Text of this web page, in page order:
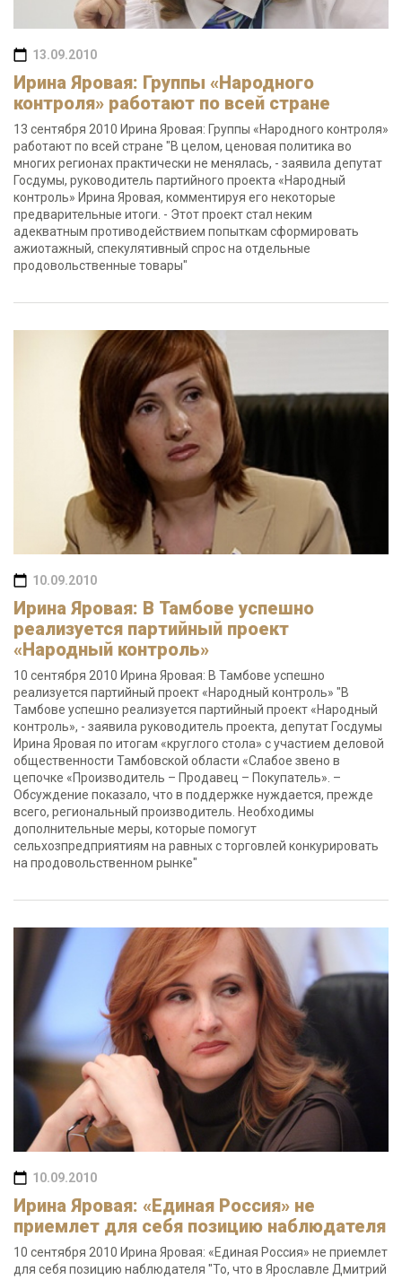
13.09.2010
Ирина Яровая: Группы «Народного
контроля» работают по всей стране
13 сентября 2010 Ирина Яровая: Группы «Народного контроля»
работают по всей стране "В целом, ценовая политика во
многих регионах практически не менялась, - заявила депутат
Госдумы, руководитель партийного проекта «Народный
контроль» Ирина Яровая, комментируя его некоторые
предварительные итоги. - Этот проект стал неким
адекватным противодействием попыткам сформировать
ажиотажный, спекулятивный спрос на отдельные
продовольственные товары"
10.09.2010
Ирина Яровая: В Тамбове успешно
реализуется партийный проект
«Народный контроль»
10 сентября 2010 Ирина Яровая: В Тамбове успешно
реализуется партийный проект «Народный контроль» "В
Тамбове успешно реализуется партийный проект «Народный
контроль», - заявила руководитель проекта, депутат Госдумы
Ирина Яровая по итогам «круглого стола» с участием деловой
общественности Тамбовской области «Слабое звено в
цепочке «Производитель – Продавец – Покупатель». –
Обсуждение показало, что в поддержке нуждается, прежде
всего, региональный производитель. Необходимы
дополнительные меры, которые помогут
сельхозпредприятиям на равных с торговлей конкурировать
на продовольственном рынке"
10.09.2010
Ирина Яровая: «Единая Россия» не
приемлет для себя позицию наблюдателя
10 сентября 2010 Ирина Яровая: «Единая Россия» не приемлет
для себя позицию наблюдателя "То, что в Ярославле Дмитрий